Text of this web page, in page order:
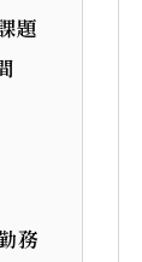
題
務